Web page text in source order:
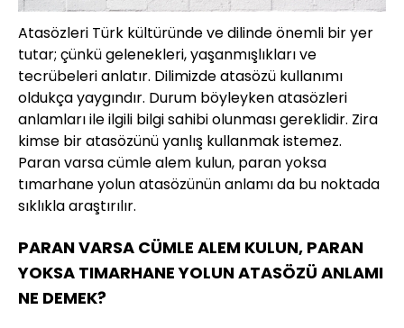
Atasözleri Türk kültüründe ve dilinde önemli bir yer
tutar; çünkü gelenekleri, yaşanmışlıkları ve
tecrübeleri anlatır. Dilimizde atasözü kullanımı
oldukça yaygındır. Durum böyleyken atasözleri
anlamları ile ilgili bilgi sahibi olunması gereklidir. Zira
kimse bir atasözünü yanlış kullanmak istemez.
Paran varsa cümle alem kulun, paran yoksa
tımarhane yolun atasözünün anlamı da bu noktada
sıklıkla araştırılır.
PARAN VARSA CÜMLE ALEM KULUN, PARAN
YOKSA TIMARHANE YOLUN ATASÖZÜ ANLAMI
NE DEMEK?